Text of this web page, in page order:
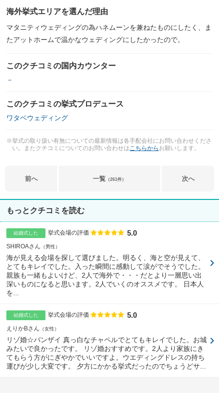
海外挙式エリアを選んだ理由
マタニティウェディングの為ハネムーンを兼ねたものにしたく、ま
たアットホームで温かなウェディングにしたかったので。
このクチコミの国内カウンター
－
このクチコミの挙式プロデュース
ワタベウェディング
※挙式の取り扱い有無についての最新情報は各手配会社にお問い合わせくださ
い。またクチコミについてのお問い合わせはこちらから お願いします。
前へ 一覧 （261件） 次へ
もっとクチコミを読む
結婚式した 挙式会場の評価 点数
5.0
SHIROAさん 男性
海が見える会場を探して選びました。明るく、海と空が見えて、
とてもキレイでした。入った瞬間に感動して涙がでそうでした。
親族も一緒もよいけど、2人で海外で・・・だとより一層思い出
深いものになると思います。2人でいくのオススメです。 日本人
を...
結婚式した 挙式会場の評価 点数
5.0
えりかBさん 女性
リゾ婚☆バンザイ 真っ白なチャペルでとてもキレイでした。お城
みたいで良かったです。 リゾ婚おすすめです。2人より家族にき
てもらう方がにぎやかでいいですよ。ウエディングドレスの持ち
運びが少し大変です。 夕方にかかる挙式だったのでちょうどサ...